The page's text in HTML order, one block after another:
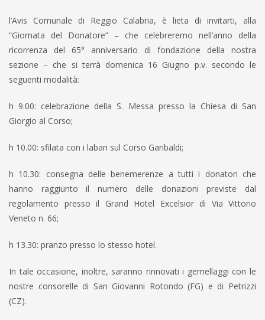
l’Avis Comunale di Reggio Calabria, è lieta di invitarti, alla
“Giornata del Donatore” – che celebreremo nell’anno della
ricorrenza del 65° anniversario di fondazione della nostra
sezione – che si terrà domenica 16 Giugno p.v. secondo le
seguenti modalità:
h 9.00: celebrazione della S. Messa presso la Chiesa di San
Giorgio al Corso;
h 10.00: sfilata con i labari sul Corso Garibaldi;
h 10.30: consegna delle benemerenze a tutti i donatori che
hanno raggiunto il numero delle donazioni previste dal
regolamento presso il Grand Hotel Excelsior di Via Vittorio
Veneto n. 66;
h 13.30: pranzo presso lo stesso hotel.
In tale occasione, inoltre, saranno rinnovati i gemellaggi con le
nostre consorelle di San Giovanni Rotondo (FG) e di Petrizzi
(CZ).